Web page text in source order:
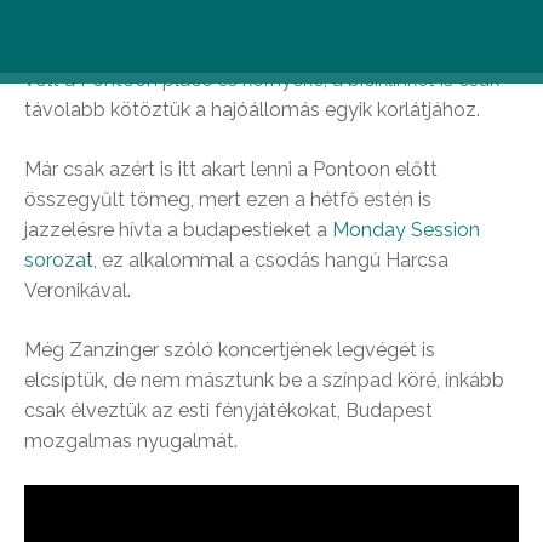
volt aPontoonplacc és környéke, a biciklinket is csak
távolabb kötöztük a hajóállomás egyik korlátjához.
Már csak azért is itt akart lenni a Pontoon előtt
összegyűlt tömeg, mert ezen a hétfő estén is
jazzelésre hívta a budapestieket a Monday Session
sorozat, ez alkalommal a csodás hangú Harcsa
Veronikával.
Még Zanzinger szóló koncertjének legvégét is
elcsíptük, de nem másztunk be a színpad köré, inkább
csak élveztük az esti fényjátékokat, Budapest
mozgalmas nyugalmát.